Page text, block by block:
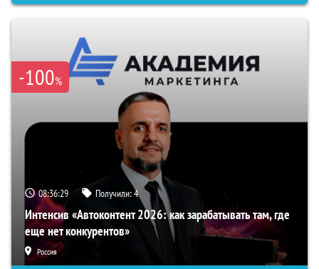
-100%
08:36:28 Получили:4
Интенсив «Автоконтент 2026: как зарабатывать там, где
еще нет конкурентов»
Россия